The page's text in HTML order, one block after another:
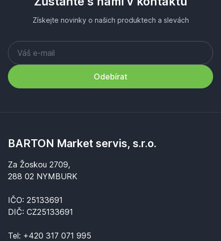
Získejte novinky o našich produktech a slevách
Odebírat
BARTON Market servis, s.r.o.
Za Žoskou 2709,
288 02 NYMBURK
IČO: 25133691
DIČ: CZ25133691
Tel: +420 317 071 995